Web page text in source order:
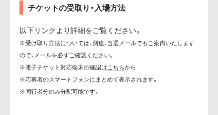
チケットの受取り・入場方法
以下リンクより詳細をご覧ください。
※受け取り方法については、別途、当選メールでもご案内いたします
ので、メールを必ずご確認ください。
※電子チケット対応端末の確認はこちらから
※応募者のスマートフォンにまとめて表示されます。
※同行者分のみ分配可能です。